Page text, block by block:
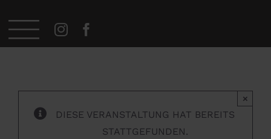
Inhalt
springen
DIESE VERANSTALTUNG HAT BEREITS
STATTGEFUNDEN.
×